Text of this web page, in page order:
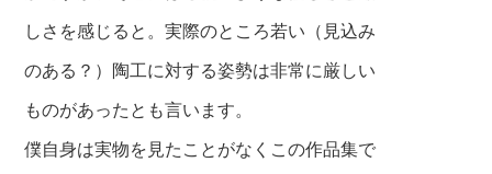
しさを感じると。実際のところ若い（見込み
のある？）陶工に対する姿勢は非常に厳しい
ものがあったとも言います。
僕自身は実物を見たことがなくこの作品集で